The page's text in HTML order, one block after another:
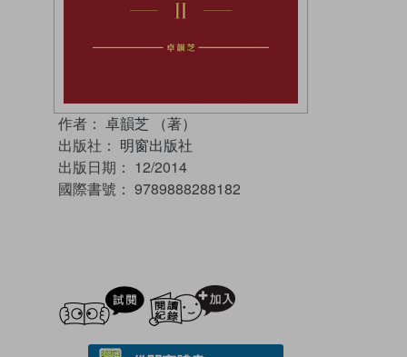
作者： 卓韻芝 （著）
出版社： 明窗出版社
出版日期： 12/2014
國際書號： 9789888288182
試閲